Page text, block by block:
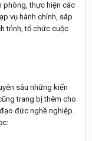
phòng, thực hiện các
vụ hành chính, sắp
trình, tổ chức cuộc
sâu những kiến
trang bị thêm cho
đức nghề nghiệp.